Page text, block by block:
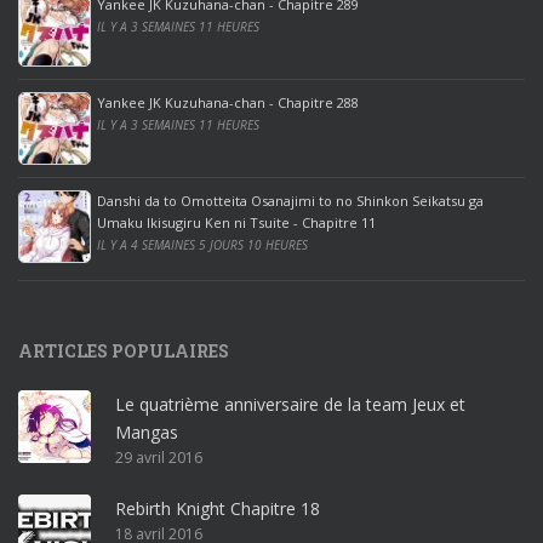
r
o
o
ff
i
c
e
2
0
1
r
o
ff
i
c
e
Yankee JK Kuzuhana-chan - Chapitre 289
IL Y A 3 SEMAINES 11 HEURES
Yankee JK Kuzuhana-chan - Chapitre 288
IL Y A 3 SEMAINES 11 HEURES
Danshi da to Omotteita Osanajimi to no Shinkon Seikatsu ga
Umaku Ikisugiru Ken ni Tsuite - Chapitre 11
IL Y A 4 SEMAINES 5 JOURS 10 HEURES
ARTICLES POPULAIRES
Le quatrième anniversaire de la team Jeux et
Mangas
29 avril 2016
Rebirth Knight Chapitre 18
18 avril 2016